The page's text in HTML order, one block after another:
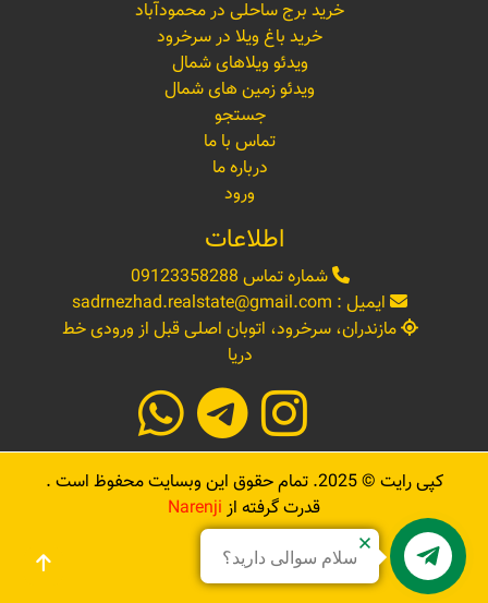
خرید برج ساحلی در محمودآباد
خرید باغ ویلا در سرخرود
ویدئو ویلاهای شمال
ویدئو زمین های شمال
جستجو
تماس با ما
درباره ما
ورود
اطلاعات
شماره تماس 09123358288
ایمیل : sadrnezhad.realstate@gmail.com
مازندران، سرخرود، اتوبان اصلی قبل از ورودی خط
دریا
کپی رایت ©2025. تمام حقوق این وبسایت محفوظ است .
قدرت گرفته از Narenji
سلام سوالی دارید؟